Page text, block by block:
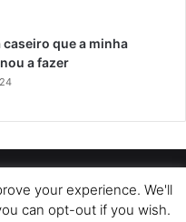
caseiro que a minha
a fazer
POLÍTICA DE COOKIES
USO
your experience. We'll
can opt-out if you wish.